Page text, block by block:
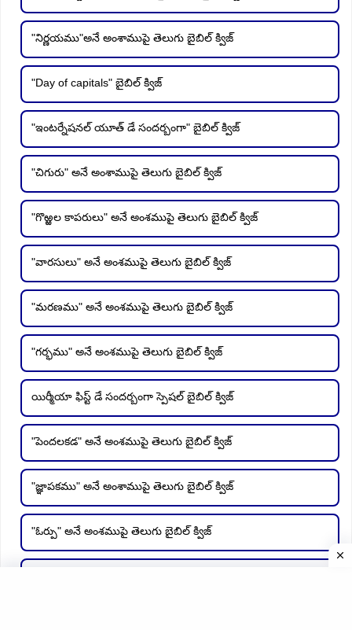
"నిర్ణయము"అనే అంశాముపై తెలుగు బైబిల్ క్విజ్
"Day of capitals" బైబిల్ క్విజ్
"ఇంటర్నేషనల్ యూత్ డే సందర్బంగా" బైబిల్ క్విజ్
"చిగురు" అనే అంశాముపై తెలుగు బైబిల్ క్విజ్
"గొఱ్ఱల కాపరులు" అనే అంశముపై తెలుగు బైబిల్ క్విజ్
"వారసులు" అనే అంశముపై తెలుగు బైబిల్ క్విజ్
"మరణము" అనే అంశముపై తెలుగు బైబిల్ క్విజ్
"గర్భము" అనే అంశముపై తెలుగు బైబిల్ క్విజ్
యిర్మీయా ఫిస్ట్ డే సందర్బంగా స్పెషల్ బైబిల్ క్విజ్
"పెందలకడ" అనే అంశముపై తెలుగు బైబిల్ క్విజ్
"జ్ఞాపకము" అనే అంశాముపై తెలుగు బైబిల్ క్విజ్
"ఓర్పు" అనే అంశముపై తెలుగు బైబిల్ క్విజ్